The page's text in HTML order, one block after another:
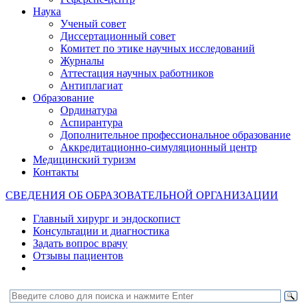
Наука
Ученый совет
Диссертационный совет
Комитет по этике научных исследований
Журналы
Аттестация научных работников
Антиплагиат
Образование
Ординатура
Аспирантура
Дополнительное профессиональное образование
Аккредитационно-симуляционный центр
Медицинский туризм
Контакты
СВЕДЕНИЯ ОБ ОБРАЗОВАТЕЛЬНОЙ ОРГАНИЗАЦИИ
Главный хирург и эндоскопист
Консультации и диагностика
Задать вопрос врачу
Отзывы пациентов